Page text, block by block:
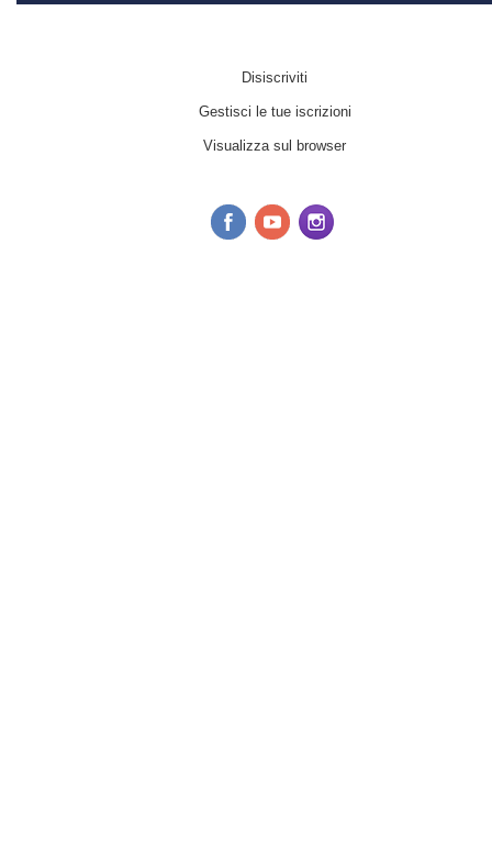
Disiscriviti
Gestisci le tue iscrizioni
Visualizza sul browser